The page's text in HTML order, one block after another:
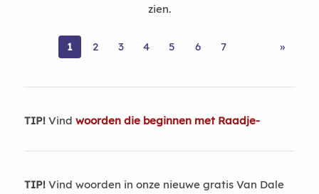
zien.
1 2 3 4 5 6 7 »
TIP!Vind woorden die beginnen met Raadje-
TIP!Vind woorden in onze nieuwe gratis Van Dale